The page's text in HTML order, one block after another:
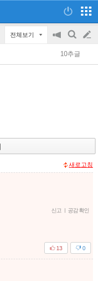
전체보기
공
지
on/off
검
색
글
쓰
10추글
새로고침
신고 | 공감 확인
0
13